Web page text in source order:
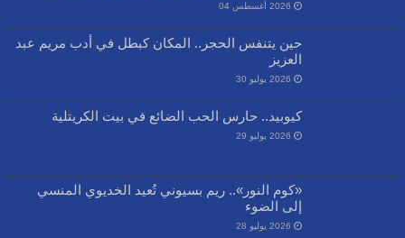
2026 أغسطس 04
حين يتنفس الحجر.. المكان كبطل في أدب مريم عبد
العزيز
2026 يوليو 30
كيوبيد.. حارس الحب الضائع في بيت الكريتلية
2026 يوليو 29
«كوم النور».. ريم بسيوني تُعيد الخديوي المنسي
إلى الضوء
2026 يوليو 28